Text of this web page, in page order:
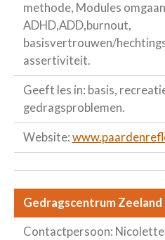
methode, Modules
ADHD,ADD,burnout,
basisvertrouwen/
assertiviteit.
Geeft les in: basis,
gedragsproblemen.
Website:
Gedragscentrum Zeeland
Contactpersoon: Nicolette